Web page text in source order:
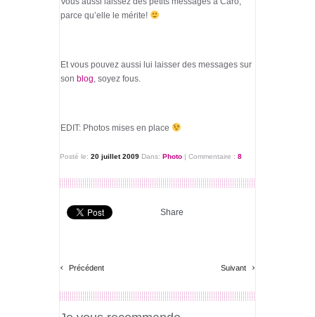
parce qu’elle le mérite!
Et vous pouvez aussi lui laisser des messages sur
sonblog , soyez fous.
EDIT: Photos mises en place
Posté le: 20 juillet 2009 Dans: Photo | Commentaire : 8
Share
‹ Précédent Suivant ›